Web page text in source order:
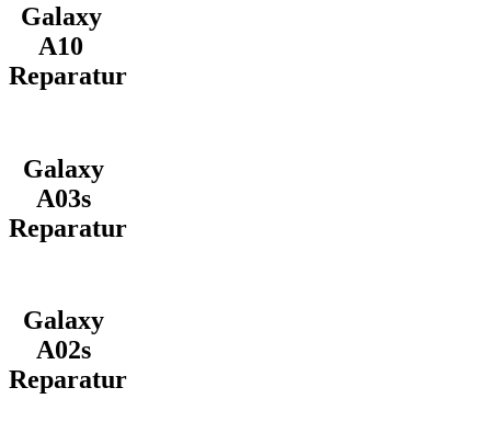
Galaxy
A10
Reparatur
Galaxy
A03s
Reparatur
Galaxy
A02s
Reparatur